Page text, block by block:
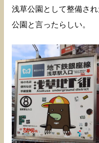
浅草公園として整備さ
公園と言ったらしい。